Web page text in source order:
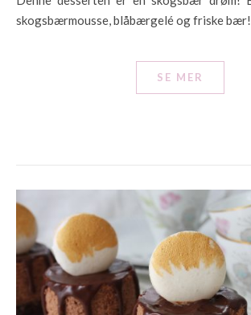
skogsbærmousse, blåbærgelé og friske bær!
SE MER